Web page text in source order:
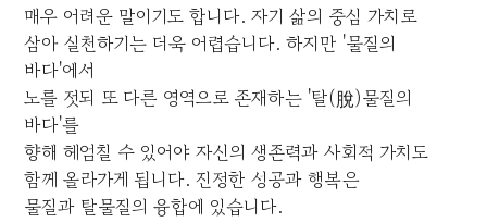
매우 어려운 말이기도 합니다. 자기 삶의 중심 가치로
삼아 실천하기는 더욱 어렵습니다. 하지만 '물질의
바다'에서
노를 젓되 또 다른 영역으로 존재하는 '탈(脫)물질의
바다'를
향해 헤엄칠 수 있어야 자신의 생존력과 사회적 가치도
함께 올라가게 됩니다. 진정한 성공과 행복은
물질과 탈물질의 융합에 있습니다.